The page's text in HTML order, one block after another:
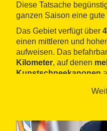
Diese Tatsache
ganzen Saison eine
Das Gebiet verfügt über
einen mittleren und
aufweisen. Das
Kilometer, auf denen
Kunstschneekanonen
Ruhe und der
Station.